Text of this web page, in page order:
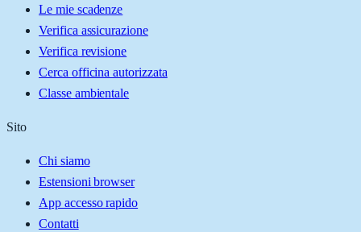
Le mie scadenze
Verifica assicurazione
Verifica revisione
Cerca officina autorizzata
Classe ambientale
Sito
Chi siamo
Estensioni browser
App accesso rapido
Contatti